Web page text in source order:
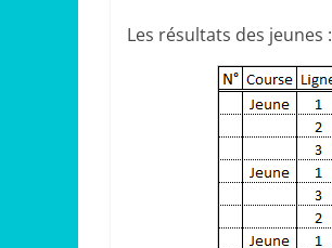
Les résultats des jeunes :